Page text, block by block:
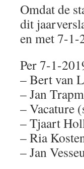
Omdat de
dit
en met 7-1-
Per 7-1-
– Bert van
– Jan
– Vacature
– Tjaart
– Ria
– Jan